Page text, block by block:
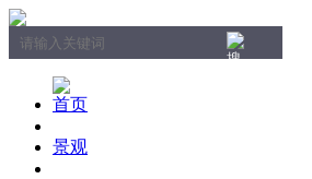
首页
景观